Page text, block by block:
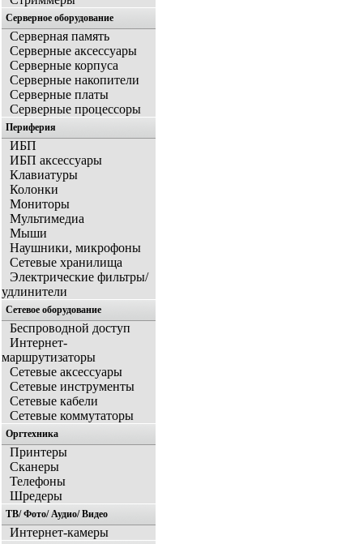
Серверное оборудование
Серверная память
Серверные аксессуары
Серверные корпуса
Серверные накопители
Серверные платы
Серверные процессоры
Периферия
ИБП
ИБП аксессуары
Клавиатуры
Колонки
Мониторы
Мультимедиа
Мыши
Наушники, микрофоны
Сетевые хранилища
Электрические фильтры/
удлинители
Сетевое оборудование
Беспроводной доступ
Интернет-
маршрутизаторы
Сетевые аксессуары
Сетевые инструменты
Сетевые кабели
Сетевые коммутаторы
Оргтехника
Принтеры
Сканеры
Телефоны
Шредеры
ТВ/ Фото/ Аудио/ Видео
Интернет-камеры